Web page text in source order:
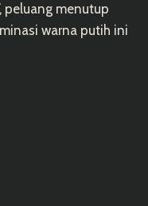
peluang menutup
warna putih ini